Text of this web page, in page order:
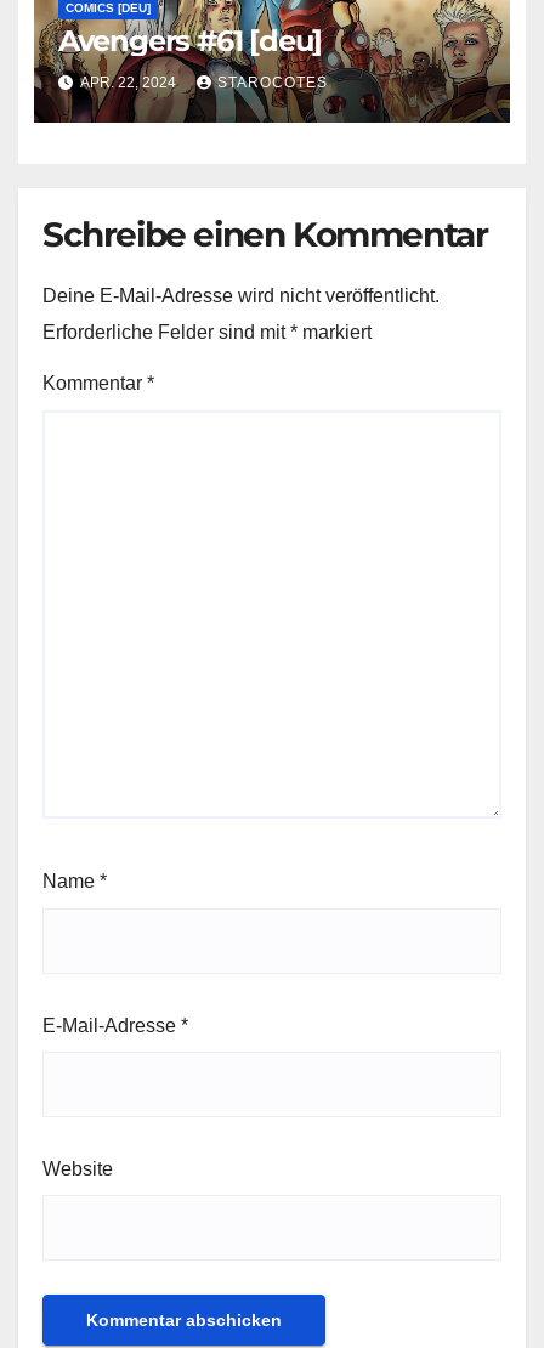
COMICS [DEU]
Avengers #61 [deu]
APR. 22, 2024 STAROCOTES
Schreibe einen Kommentar
Deine E-Mail-Adresse wird nicht veröffentlicht.
Erforderliche Felder sind mit* markiert
Kommentar *
Name *
E-Mail-Adresse *
Website